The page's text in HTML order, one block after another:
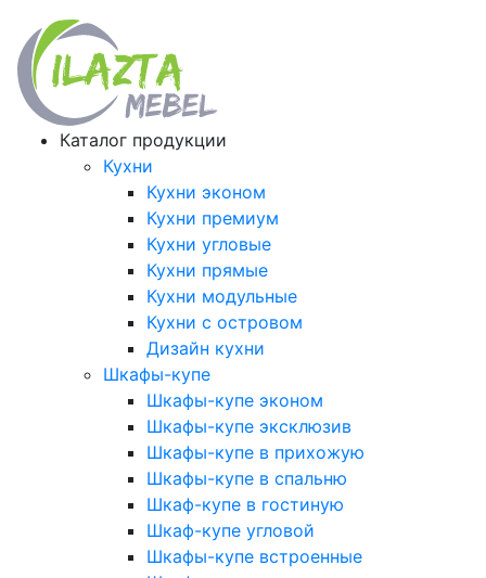
Каталог продукции
Кухни
Кухни эконом
Кухни премиум
Кухни угловые
Кухни прямые
Кухни модульные
Кухни с островом
Дизайн кухни
Шкафы-купе
Шкафы-купе эконом
Шкафы-купе эксклюзив
Шкафы-купе в прихожую
Шкафы-купе в спальню
Шкаф-купе в гостиную
Шкаф-купе угловой
Шкафы-купе встроенные